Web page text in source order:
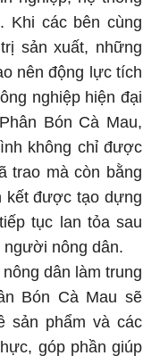
Khi các bên cùng
sản xuất, những
nên động lực tích
nghiệp hiện đại
Bón Cà Mau,
không chỉ được
trao mà còn bằng
kết được tạo dựng
tục lan tỏa sau
người nông dân.
dân làm trung
Bón Cà Mau sẽ
sản phẩm và các
góp phần giúp